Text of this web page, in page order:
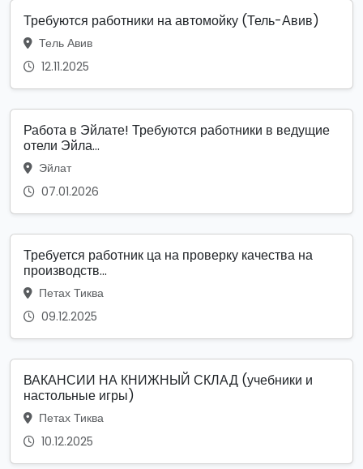
Требуются работники на автомойку (Тель-Авив)
Тель Авив
12.11.2025
Работа в Эйлате! Требуются работники в ведущие
отели Эйла...
Эйлат
07.01.2026
Требуется работник ца на проверку качества на
производств...
Петах Тиква
09.12.2025
ВАКАНСИИ НА КНИЖНЫЙ СКЛАД (учебники и
настольные игры)
Петах Тиква
10.12.2025